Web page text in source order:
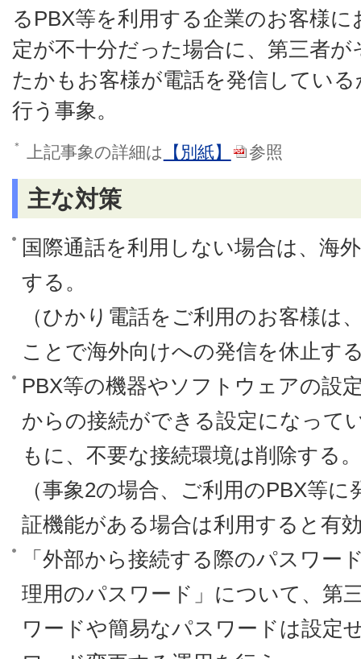
るPBX等を利用する企業のお客様
定が不十分だった場合に、第三者
たかもお客様が電話を発信してい
行う事象。
＊ 上記事象の詳細は 【別紙】 参照
主な対策
国際通話を利用しない場合は、海
する。
（ひかり電話をご利用のお客様は
ことで海外向けへの発信を休止す
PBX等の機器やソフトウェアの設
からの接続ができる設定になって
もに、不要な接続環境は削除する。
（事象2の場合、ご利用のPBX等
証機能がある場合は利用すると有
「外部から接続する際のパスワー
理用のパスワード」について、第
ワードや簡易なパスワードは設定